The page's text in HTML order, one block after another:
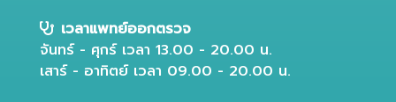
เวลาแพทย์ออกตรวจ
จันทร์ - ศุกร์ เวลา 13.00 - 20.00 น.
เสาร์ - อาทิตย์ เวลา 09.00 - 20.00 น.